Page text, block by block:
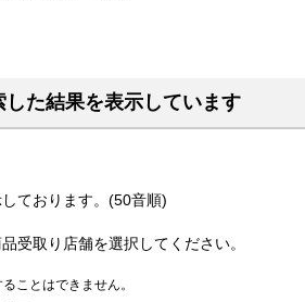
た結果を表示しています
ております。(50音順)
受取り店舗を選択してください。
ことはできません。